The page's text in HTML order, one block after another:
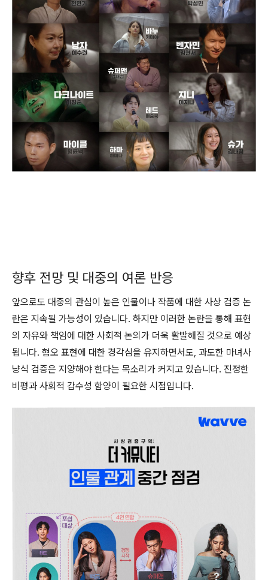
향후 전망 및 대중의 여론 반응
앞으로도 대중의 관심이 높은 인물이나 작품에 대한 사상 검증 논
란은 지속될 가능성이 있습니다. 하지만 이러한 논란을 통해 표현
의 자유와 책임에 대한 사회적 논의가 더욱 활발해질 것으로 예상
됩니다. 혐오 표현에 대한 경각심을 유지하면서도, 과도한 마녀사
냥식 검증은 지양해야 한다는 목소리가 커지고 있습니다. 진정한
비평과 사회적 감수성 함양이 필요한 시점입니다.